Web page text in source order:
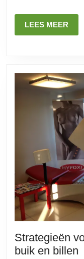
LEES MEER
Strategieën
buik en billen